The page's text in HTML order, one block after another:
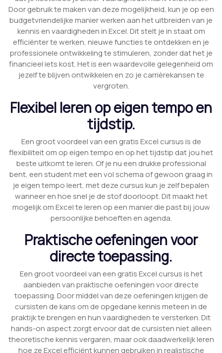
Door gebruik te maken van deze mogelijkheid, kun je op een
budgetvriendelijke manier werken aan het uitbreiden van je
kennis en vaardigheden in Excel. Dit stelt je in staat om
efficiënter te werken, nieuwe functies te ontdekken en je
professionele ontwikkeling te stimuleren, zonder dat het je
financieel iets kost. Het is een waardevolle gelegenheid om
jezelf te blijven ontwikkelen en zo je carrièrekansen te
vergroten.
Flexibel leren op eigen tempo en
tijdstip.
Een groot voordeel van een gratis Excel cursus is de
flexibiliteit om op eigen tempo en op het tijdstip dat jou het
beste uitkomt te leren. Of je nu een drukke professional
bent, een student met een vol schema of gewoon graag in
je eigen tempo leert, met deze cursus kun je zelf bepalen
wanneer en hoe snel je de stof doorloopt. Dit maakt het
mogelijk om Excel te leren op een manier die past bij jouw
persoonlijke behoeften en agenda.
Praktische oefeningen voor
directe toepassing.
Een groot voordeel van een gratis Excel cursus is het
aanbieden van praktische oefeningen voor directe
toepassing. Door middel van deze oefeningen krijgen de
cursisten de kans om de opgedane kennis meteen in de
praktijk te brengen en hun vaardigheden te versterken. Dit
hands-on aspect zorgt ervoor dat de cursisten niet alleen
theoretische kennis vergaren, maar ook daadwerkelijk leren
hoe ze Excel efficiënt kunnen gebruiken in realistische